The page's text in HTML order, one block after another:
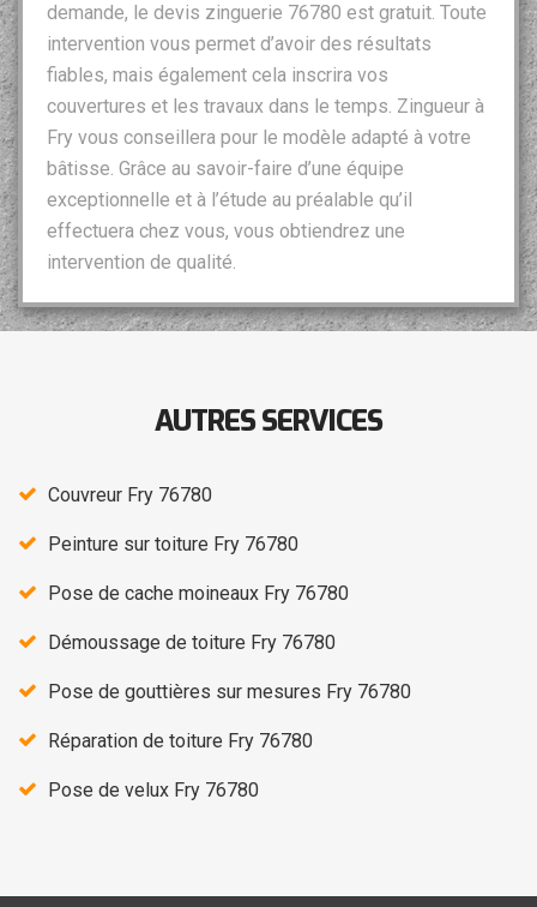
demande, le devis zinguerie 76780 est gratuit. Toute
intervention vous permet d’avoir des résultats
fiables, mais également cela inscrira vos
couvertures et les travaux dans le temps. Zingueur à
Fry vous conseillera pour le modèle adapté à votre
bâtisse. Grâce au savoir-faire d’une équipe
exceptionnelle et à l’étude au préalable qu’il
effectuera chez vous, vous obtiendrez une
intervention de qualité.
AUTRES SERVICES
Couvreur Fry 76780
Peinture sur toiture Fry 76780
Pose de cache moineaux Fry 76780
Démoussage de toiture Fry 76780
Pose de gouttières sur mesures Fry 76780
Réparation de toiture Fry 76780
Pose de velux Fry 76780